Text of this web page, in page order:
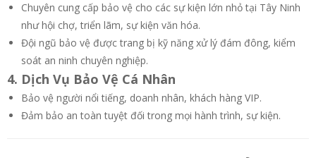
Chuyên cung cấp bảo vệ cho các sự kiện lớn nhỏ tại Tây Ninh
như hội chợ, triển lãm, sự kiện văn hóa.
Đội ngũ bảo vệ được trang bị kỹ năng xử lý đám đông, kiểm
soát an ninh chuyên nghiệp.
4. Dịch Vụ Bảo Vệ Cá Nhân
Bảo vệ người nổi tiếng, doanh nhân, khách hàng VIP.
Đảm bảo an toàn tuyệt đối trong mọi hành trình, sự kiện.